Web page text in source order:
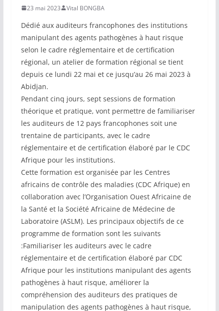
23 mai 2023 Vital BONGBA
Dédié aux auditeurs francophones des institutions
manipulant des agents pathogènes à haut risque
selon le cadre réglementaire et de certification
régional, un atelier de formation régional se tient
depuis ce lundi 22 mai et ce jusqu’au 26 mai 2023 à
Abidjan.
Pendant cinq jours, sept sessions de formation
théorique et pratique, vont permettre de familiariser
les auditeurs de 12 pays francophones soit une
trentaine de participants, avec le cadre
réglementaire et de certification élaboré par le CDC
Afrique pour les institutions.
Cette formation est organisée par les Centres
africains de contrôle des maladies (CDC Afrique) en
collaboration avec l’Organisation Ouest Africaine de
la Santé et la Société Africaine de Médecine de
Laboratoire (ASLM). Les principaux objectifs de ce
programme de formation sont les suivants
:Familiariser les auditeurs avec le cadre
réglementaire et de certification élaboré par CDC
Afrique pour les institutions manipulant des agents
pathogènes à haut risque, améliorer la
compréhension des auditeurs des pratiques de
manipulation des agents pathogènes à haut risque,